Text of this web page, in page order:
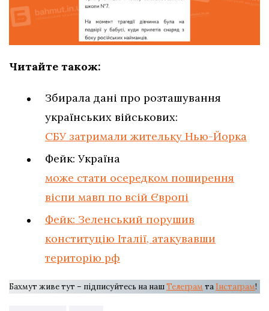
Читайте також:
Збирала дані про розташування
українських військових:
СБУ затримали жительку Нью-Йорка
Фейк: Україна
може стати осередком поширення
віспи мавп по всій Європі
Фейк: Зеленський порушив
конституцію Італії, атакувавши
територію рф
Бахмут живе тут – підписуйтесь на нашТелеграм та Інстаграм!